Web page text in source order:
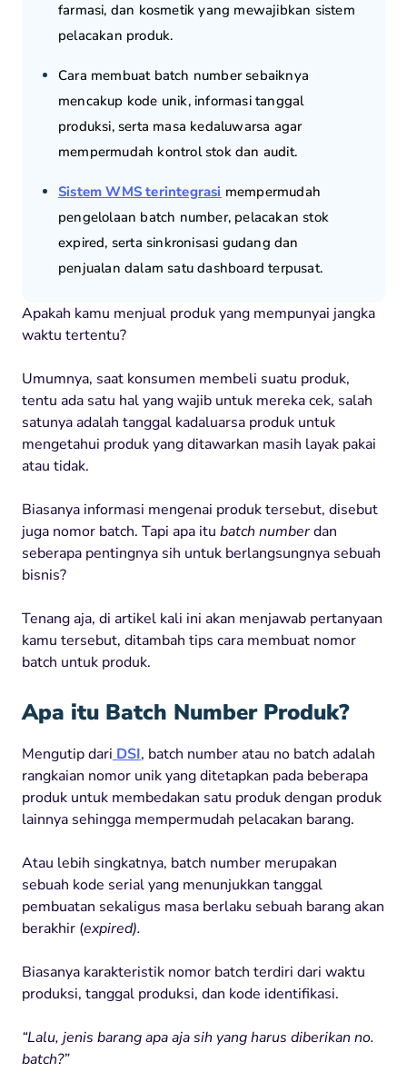
farmasi, dan kosmetik yang mewajibkan sistem
pelacakan produk.
Cara membuat batch number sebaiknya
mencakup kode unik, informasi tanggal
produksi, serta masa kedaluwarsa agar
mempermudah kontrol stok dan audit.
Sistem WMS terintegrasi mempermudah
pengelolaan batch number, pelacakan stok
expired, serta sinkronisasi gudang dan
penjualan dalam satu dashboard terpusat.
Apakah kamu menjual produk yang mempunyai jangka
waktu tertentu?
Umumnya, saat konsumen membeli suatu produk,
tentu ada satu hal yang wajib untuk mereka cek, salah
satunya adalah tanggal kadaluarsa produk untuk
mengetahui produk yang ditawarkan masih layak pakai
atau tidak.
Biasanya informasi mengenai produk tersebut, disebut
juga nomor batch. Tapi apa itu batch numberdan
seberapa pentingnya sih untuk berlangsungnya sebuah
bisnis?
Tenang aja, di artikel kali ini akan menjawab pertanyaan
kamu tersebut, ditambah tips cara membuat nomor
batch untuk produk.
Apa itu Batch Number Produk?
Mengutip dari DSI, batch number atau no batch adalah
rangkaian nomor unik yang ditetapkan pada beberapa
produk untuk membedakan satu produk dengan produk
lainnya sehingga mempermudah pelacakan barang.
Atau lebih singkatnya, batch number merupakan
sebuah kode serial yang menunjukkan tanggal
pembuatan sekaligus masa berlaku sebuah barang akan
berakhir (expired).
Biasanya karakteristik nomor batch terdiri dari waktu
produksi, tanggal produksi, dan kode identifikasi.
“Lalu, jenis barang apa aja sih yang harus diberikan no.
batch?”